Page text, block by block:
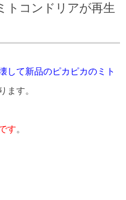
トコンドリアが再生
して新品のピカピカのミト
ます。
す。